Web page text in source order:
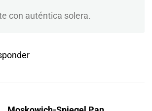
con auténtica solera.